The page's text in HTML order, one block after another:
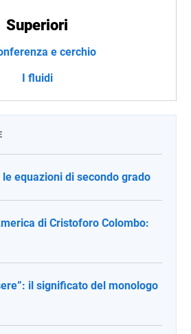
Superiori
e cerchio
I fluidi
equazioni di secondo grado
di Cristoforo Colombo:
il significato del monologo